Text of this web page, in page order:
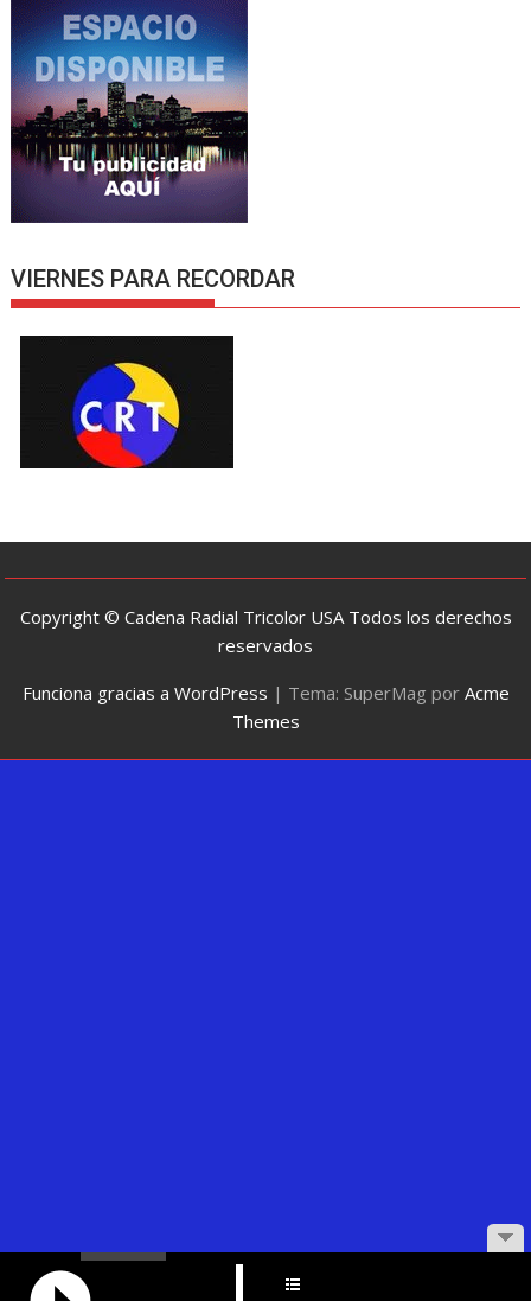
VIERNES PARA RECORDAR
Copyright © Cadena Radial Tricolor USA Todos los derechos
reservados
Funciona gracias a WordPress | Tema: SuperMag por Acme
Themes